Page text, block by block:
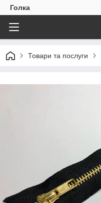
Голка
Товари та послуги